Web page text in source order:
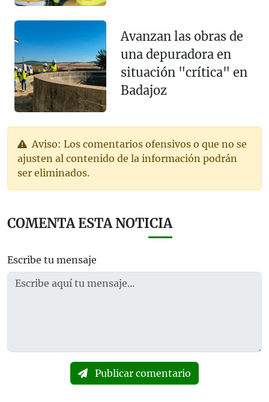
Avanzan las obras de
una depuradora en
situación "crítica" en
Badajoz
Aviso: Los comentarios ofensivos o que no se
ajusten al contenido de la información podrán
ser eliminados.
COMENTA ESTA NOTICIA
Escribe tu mensaje
Publicar comentario